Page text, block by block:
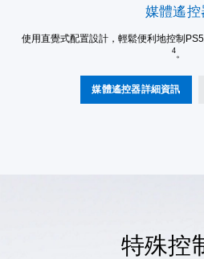
媒體遙控
使用直覺式配置設計，輕鬆便利地控制
4 。
媒體遙控器詳細資訊
特殊控